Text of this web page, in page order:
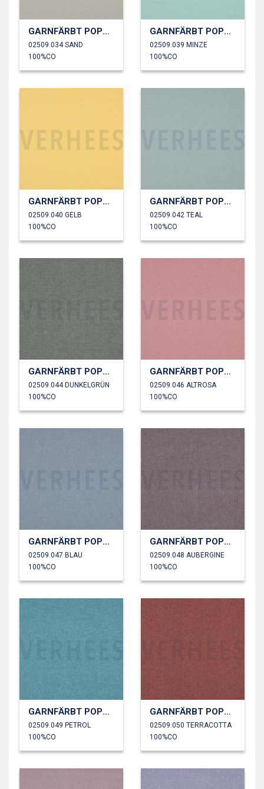
GARNFÄRBT POPELINE
02509.034 SAND
100%CO
GARNFÄRBT POPELINE
02509.039 MINZE
100%CO
GARNFÄRBT POPELINE
02509.040 GELB
100%CO
GARNFÄRBT POPELINE
02509.042 TEAL
100%CO
GARNFÄRBT POPELINE
02509.044 DUNKELGRÜN
100%CO
GARNFÄRBT POPELINE
02509.046 ALTROSA
100%CO
GARNFÄRBT POPELINE
02509.047 BLAU
100%CO
GARNFÄRBT POPELINE
02509.048 AUBERGINE
100%CO
GARNFÄRBT POPELINE
02509.049 PETROL
100%CO
GARNFÄRBT POPELINE
02509.050 TERRACOTTA
100%CO